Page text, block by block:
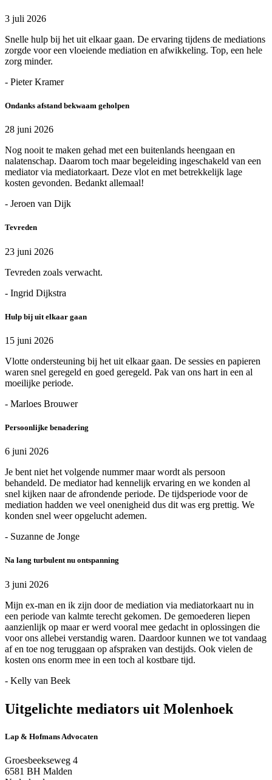
3 juli 2026
Snelle hulp bij het uit elkaar gaan. De ervaring tijdens de mediations
zorgde voor een vloeiende mediation en afwikkeling. Top, een hele
zorg minder.
- Pieter Kramer
Ondanks afstand bekwaam geholpen
28 juni 2026
Nog nooit te maken gehad met een buitenlands heengaan en
nalatenschap. Daarom toch maar begeleiding ingeschakeld van een
mediator via mediatorkaart. Deze vlot en met betrekkelijk lage
kosten gevonden. Bedankt allemaal!
- Jeroen van Dijk
Tevreden
23 juni 2026
Tevreden zoals verwacht.
- Ingrid Dijkstra
Hulp bij uit elkaar gaan
15 juni 2026
Vlotte ondersteuning bij het uit elkaar gaan. De sessies en papieren
waren snel geregeld en goed geregeld. Pak van ons hart in een al
moeilijke periode.
- Marloes Brouwer
Persoonlijke benadering
6 juni 2026
Je bent niet het volgende nummer maar wordt als persoon
behandeld. De mediator had kennelijk ervaring en we konden al
snel kijken naar de afrondende periode. De tijdsperiode voor de
mediation hadden we veel onenigheid dus dit was erg prettig. We
konden snel weer opgelucht ademen.
- Suzanne de Jonge
Na lang turbulent nu ontspanning
3 juni 2026
Mijn ex-man en ik zijn door de mediation via mediatorkaart nu in
een periode van kalmte terecht gekomen. De gemoederen liepen
aanzienlijk op maar er werd vooral mee gedacht in oplossingen die
voor ons allebei verstandig waren. Daardoor kunnen we tot vandaag
af en toe nog teruggaan op afspraken van destijds. Ook vielen de
kosten ons enorm mee in een toch al kostbare tijd.
- Kelly van Beek
Uitgelichte mediators uit Molenhoek
Lap & Hofmans Advocaten
Groesbeekseweg 4
6581 BH Malden